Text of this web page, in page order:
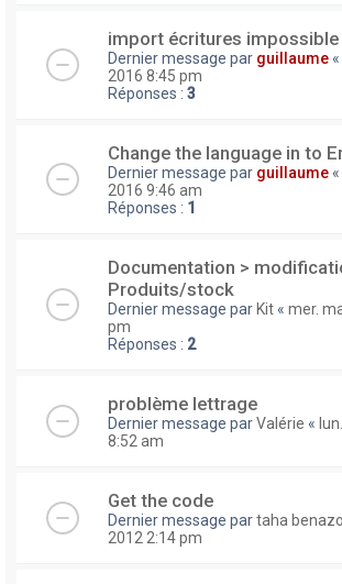
import écritures impossible
Dernier message par guillaume «
2016 8:45 pm
Réponses : 3
Change the language in to
Dernier message par guillaume «
2016 9:46 am
Réponses : 1
Documentation >
Produits/stock
Dernier message parKit « mer.
pm
Réponses : 2
problème lettrage
Dernier message parValérie «
8:52 am
Get the code
Dernier message partaha
2012 2:14 pm